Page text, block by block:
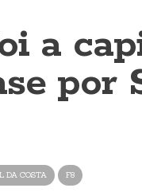
a
por
DA COSTA F8